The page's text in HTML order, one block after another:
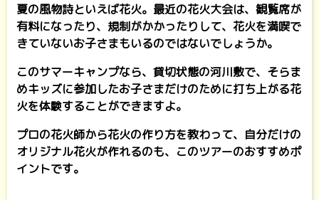
夏の風物詩といえば花火。最近の花火大会は、観覧席が
有料になったり、規制がかかったりして、花火を満喫で
きていないお子さまもいるのではないでしょうか。
このサマーキャンプなら、貸切状態の河川敷で、そらま
めキッズに参加したお子さまだけのために打ち上がる花
火を体験することができますよ。
プロの花火師から花火の作り方を教わって、自分だけの
オリジナル花火が作れるのも、このツアーのおすすめポ
イントです。